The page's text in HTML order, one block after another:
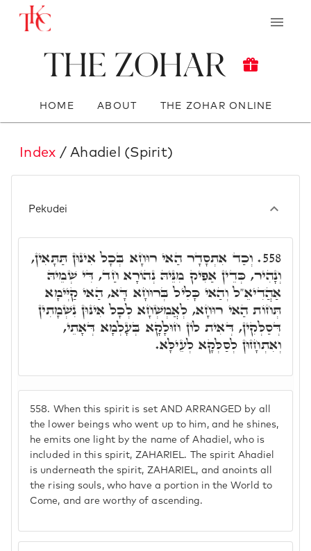
The Zohar
HOME ABOUT THE ZOHAR ONLINE
Index / Ahadiel (Spirit)
Pekudei
558. When this spirit is set AND ARRANGED by all
the lower beings who went up to him, and he shines,
he emits one light by the name of Ahadiel, who is
included in this spirit, ZAHARIEL. The spirit Ahadiel
is underneath the spirit, ZAHARIEL, and anoints all
the rising souls, who have a portion in the World to
Come, and are worthy of ascending.
558. וְכַד אִתְסָדָר הַאי רוּחָא בְּכָל אִינּוּן תַּתָּאִין,
וְנָהִיר, כְּדֵין אַפִיק מִנֵּיהּ נְהוֹרָא חַד, דִּי שְׁמֵיהּ
אַהֲדִיאֵ"ל וְהַאי כָּלִיל בְּרוּחָא דָּא, הַאי קַיְּימָא
תְּחוֹת הַאי רוּחָא, לְאֲמְשְׁחָא לְכָל אִינּוּן נִשְׁמָתִין
דְּסַלְּקִין, דְּאִית לוֹן חוּלָקָא בְּעָלְמָא דְּאָתֵי,
וְאִתְחָזוּן לְסַלְּקָא לְעֵילָּא.